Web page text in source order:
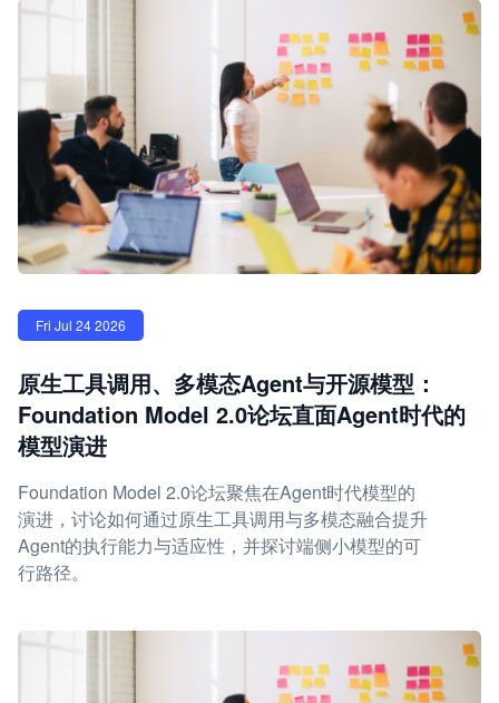
Fri Jul 24 2026
原生工具调用、多模态Agent与开源模型：
Foundation Model 2.0论坛直面Agent时代的
模型演进
Foundation Model 2.0论坛聚焦在Agent时代模型的
演进，讨论如何通过原生工具调用与多模态融合提升
Agent的执行能力与适应性，并探讨端侧小模型的可
行路径。